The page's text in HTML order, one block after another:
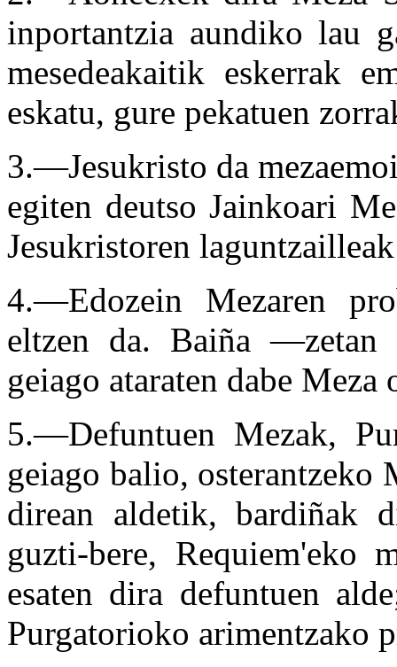
inportantzia aundiko lau
mesedeakaitik eskerrak
eskatu, gure pekatuen
3.—Jesukristo da
egiten deutso Jainkoari
Jesukristoren
4.—Edozein Mezaren
eltzen da. Baiña —zetan
geiago ataraten dabe
5.—Defuntuen Mezak,
geiago balio, osterantzeko
direan aldetik, bardiñak
guzti-bere, Requiem'eko
esaten dira defuntuen
Purgatorioko arimentzako